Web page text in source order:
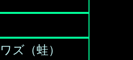
ズ（蛙）